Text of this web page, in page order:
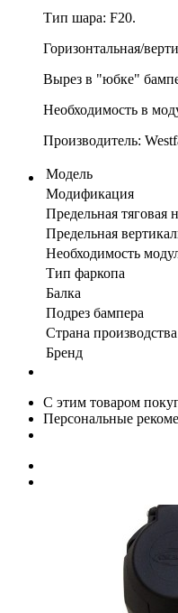
Тип шара: F20.
Горизонтальная/
Вырез в "юбке"
Необходимость в
Производитель:
Модель
Модификация
Предельная тяговая
Предельная
Необходимость
Тип фаркопа
Балка
Подрез бампера
Страна производства
Бренд
С этим товаром
Персональные